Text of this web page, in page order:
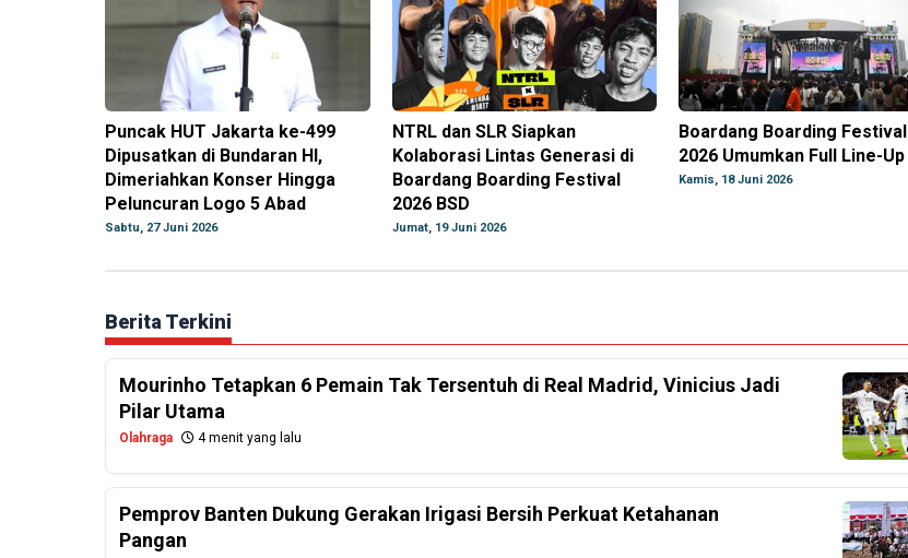
Puncak HUT Jakarta ke-499
Dipusatkan di Bundaran HI,
Dimeriahkan Konser Hingga
Peluncuran Logo 5 Abad
Sabtu, 27 Juni 2026
NTRL dan SLR Siapkan
Kolaborasi Lintas Generasi di
Boardang Boarding Festival
2026 BSD
Jumat, 19 Juni 2026
Boardang Boarding Festival
2026 Umumkan Full Line-Up
Kamis, 18 Juni 2026
Berita Terkini
Mourinho Tetapkan 6 Pemain Tak Tersentuh di Real Madrid, Vinicius Jadi
Pilar Utama
Olahraga 4 menit yang lalu
Pemprov Banten Dukung Gerakan Irigasi Bersih Perkuat Ketahanan
Pangan